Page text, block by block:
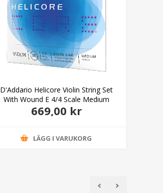
D'Addario Helicore Violin String Set
With Wound E 4/4 Scale Medium
Tension
669,00 kr
LÄGG I VARUKORG